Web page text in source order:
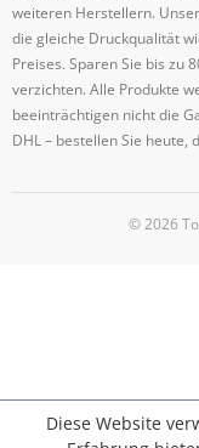
weiteren Herstellern.
die gleiche Druckqualität
Preises. Sparen Sie bis zu
verzichten. Alle Produkte
beeinträchtigen nicht die
DHL – bestellen Sie heute,
© 2026
Diese Website